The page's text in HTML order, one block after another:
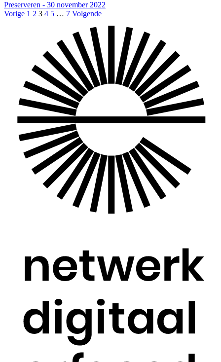
Preserveren - 30 november 2022
Vorige 1 2 3 4 5 … 7 Volgende